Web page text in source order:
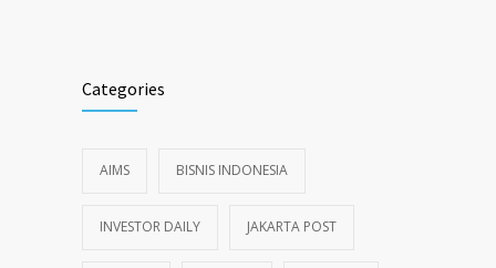
Categories
AIMS BISNIS INDONESIA
INVESTOR DAILY JAKARTA POST